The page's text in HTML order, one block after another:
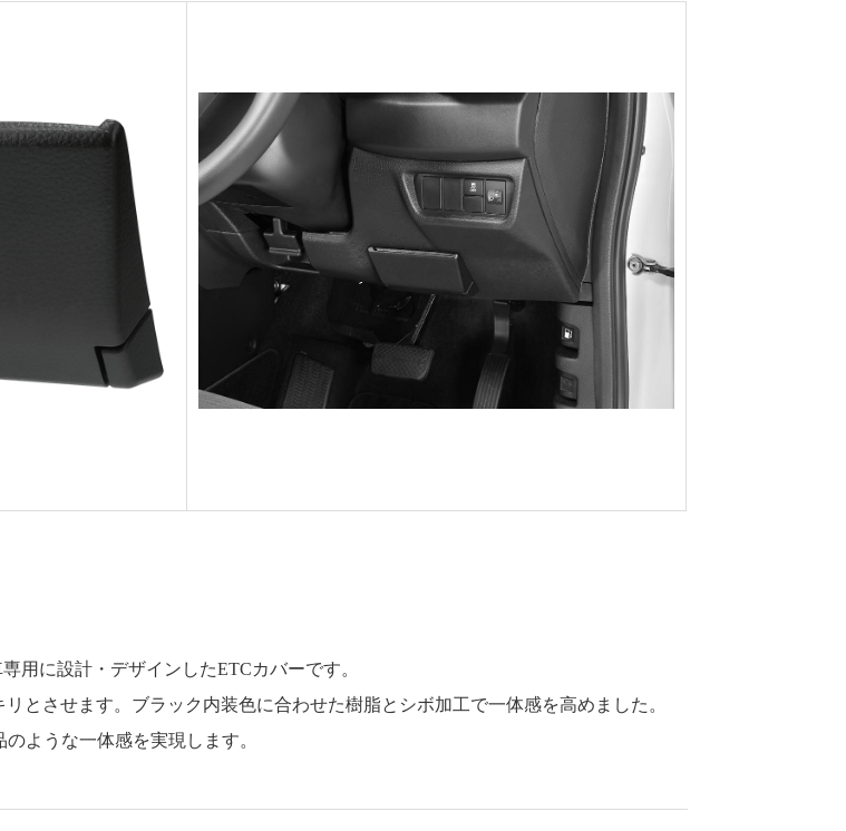
用に設計・デザインしたETCカバーです。
とさせます。ブラック内装色に合わせた樹脂とシボ加工で一体感を高めました。
ような一体感を実現します。